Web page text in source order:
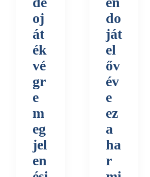
oj
át
ék
vé
gr
e
m
eg
jel
en
do
ját
el
őv
év
e
ez
a
ha
r